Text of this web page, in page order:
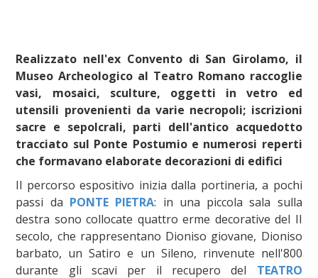
Realizzato nell'ex Convento di San Girolamo, il
Museo Archeologico al Teatro Romano raccoglie
vasi, mosaici, sculture, oggetti in vetro ed
utensili provenienti da varie necropoli; iscrizioni
sacre e sepolcrali, parti dell'antico acquedotto
tracciato sul Ponte Postumio e numerosi reperti
che formavano elaborate decorazioni di edifici
Il percorso espositivo inizia dalla portineria, a pochi
passi da PONTE PIETRA: in una piccola sala sulla
destra sono collocate quattro erme decorative del II
secolo, che rappresentano Dioniso giovane, Dioniso
barbato, un Satiro e un Sileno, rinvenute nell'800
durante gli scavi per il recupero del TEATRO